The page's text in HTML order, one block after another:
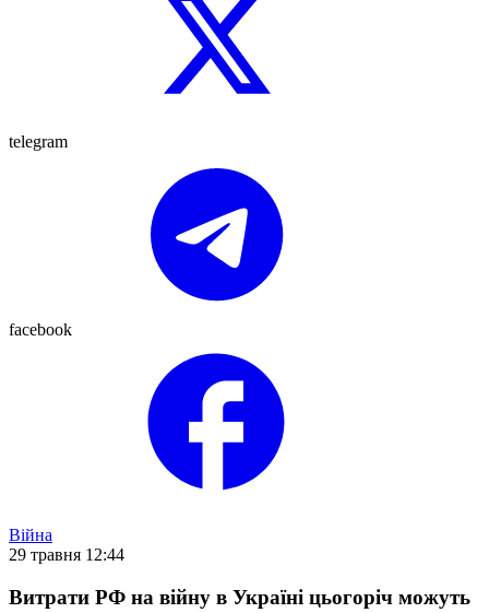
telegram
facebook
Війна
29 травня 12:44
Витрати РФ на війну в Україні цьогоріч можуть